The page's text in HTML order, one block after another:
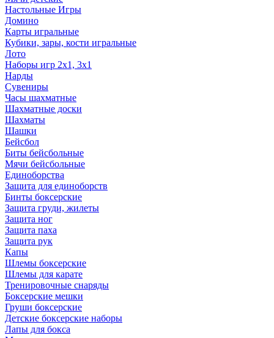
Настольные Игры
Домино
Карты игральные
Кубики, зары, кости игральные
Лото
Наборы игр 2х1, 3х1
Нарды
Сувениры
Часы шахматные
Шахматные доски
Шахматы
Шашки
Бейсбол
Биты бейсбольные
Мячи бейсбольные
Единоборства
Защита для единоборств
Бинты боксерские
Защита груди, жилеты
Защита ног
Защита паха
Защита рук
Капы
Шлемы боксерские
Шлемы для карате
Тренировочные снаряды
Боксерские мешки
Груши боксерские
Детские боксерские наборы
Лапы для бокса